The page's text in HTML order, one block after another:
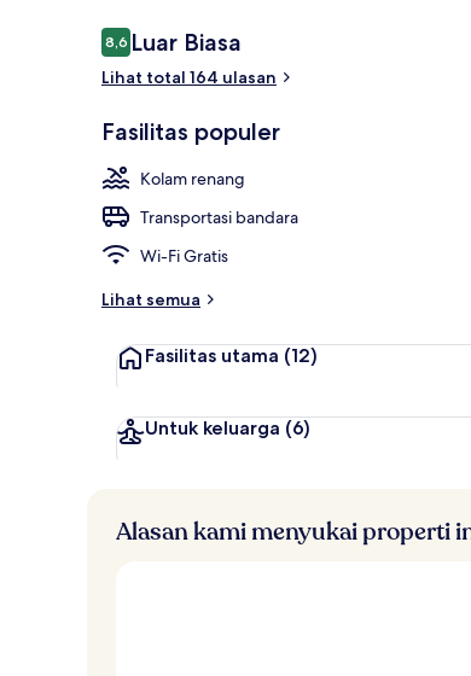
Ulasan
8,68,6 dari 10
Luar Biasa
Lihat total 164 ulasan
Fasilitas populer
Kolam renang
Transportasi bandara
Wi-Fi Gratis
Lihat semua
Fasilitas utama (12)
Untuk keluarga (6)
Alasan kami menyukai properti